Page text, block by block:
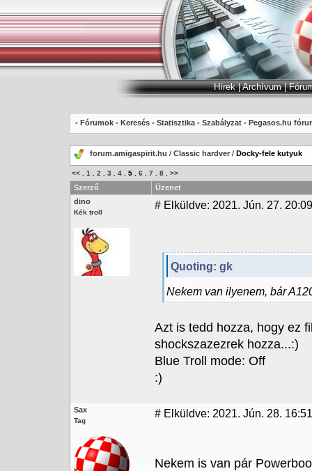
Hírek|Archívum|
- Fórumok - Keresés - Statisztika - Szabályzat - Pegasos.hu
forum.amigaspirit.hu / Classic hardver / Docky-fele kutyuk
<< 1 2 3 4 5 6 7 8 >>
Szerző
Üzenet
dino
Kék troll
# Elküldve: 2021. Jún. 27.
Quoting: gk
Nekem van ilyenem, bár
Azt is tedd hozza, hogy ez
shockszazezrek hozza...:)
Blue Troll mode: Off
:)
Sax
Tag
# Elküldve: 2021. Jún. 28. 16:51
Nekem is van pár